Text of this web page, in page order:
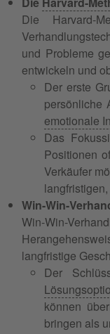
Die Harvard-
und Probleme
entwickeln und
Der erste
persönliche
emotionale
Das
Positionen
Verkäufer
Win-Win-
Win-Win-
langfristige
Der
können
bringen als